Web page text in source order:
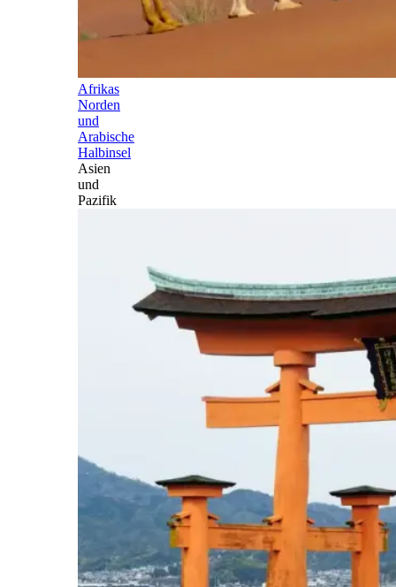
Afrikas
Norden
und
Arabische
Halbinsel
Asien
und
Pazifik